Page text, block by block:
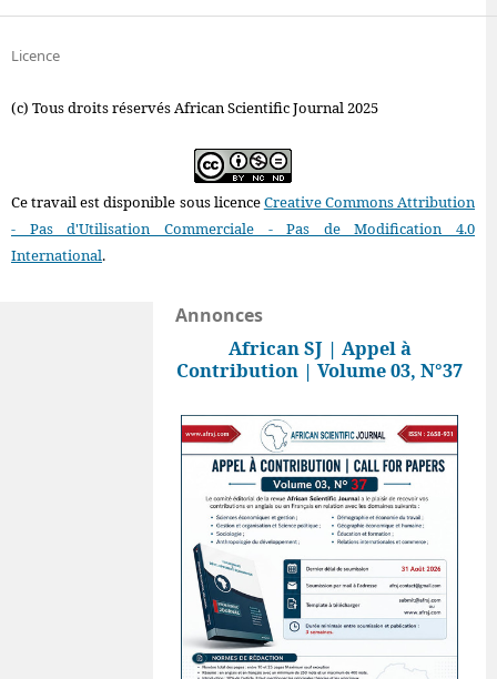
Licence
(c) Tous droits réservés African Scientific Journal 2025
Ce travail est disponible sous licenceCreative Commons Attribution
- Pas d'Utilisation Commerciale - Pas de Modification 4.0
International.
Annonces
African SJ | Appel à
Contribution | Volume 03, N°37